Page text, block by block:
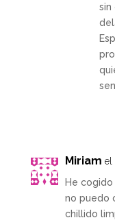
sin
Miriam el
He cogido
no puedo
chillido